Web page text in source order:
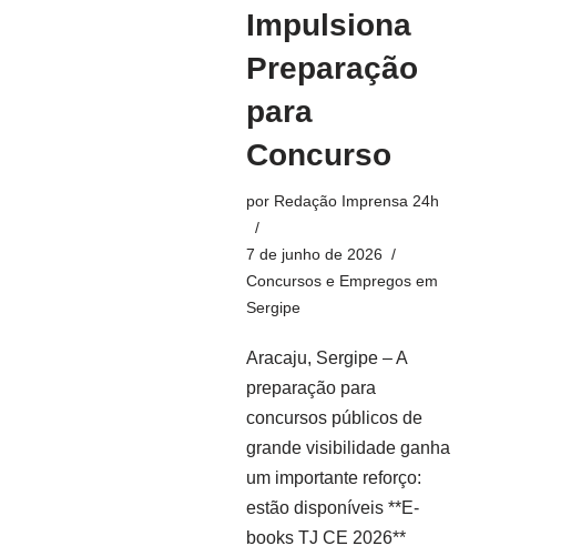
Impulsiona
Preparação
para
Concurso
por Redação Imprensa 24h
7 de junho de 2026
Concursos e Empregos em
Sergipe
Aracaju, Sergipe – A
preparação para
concursos públicos de
grande visibilidade ganha
um importante reforço:
estão disponíveis **E-
books TJ CE 2026**